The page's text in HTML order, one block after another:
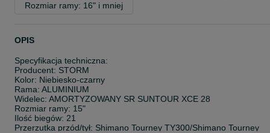
Rozmiar ramy: 16" i mniej
OPIS
Specyfikacja techniczna:
Producent: STORM
Kolor: Niebiesko-czarny
Rama: ALUMINIUM
Widelec: AMORTYZOWANY SR SUNTOUR XCE 28
Rozmiar ramy: 15"
Ilość biegów: 21
Przerzutka przód/tył: Shimano Tourney TY300/Shimano Tourney